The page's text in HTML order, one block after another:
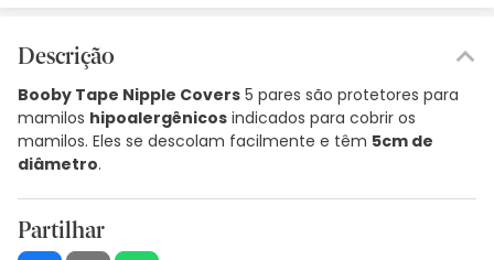
Descrição
Booby Tape Nipple Covers 5 pares são protetores para
mamilos hipoalergênicos indicados para cobrir os
mamilos. Eles se descolam facilmente e têm 5cm de
diâmetro.
Partilhar